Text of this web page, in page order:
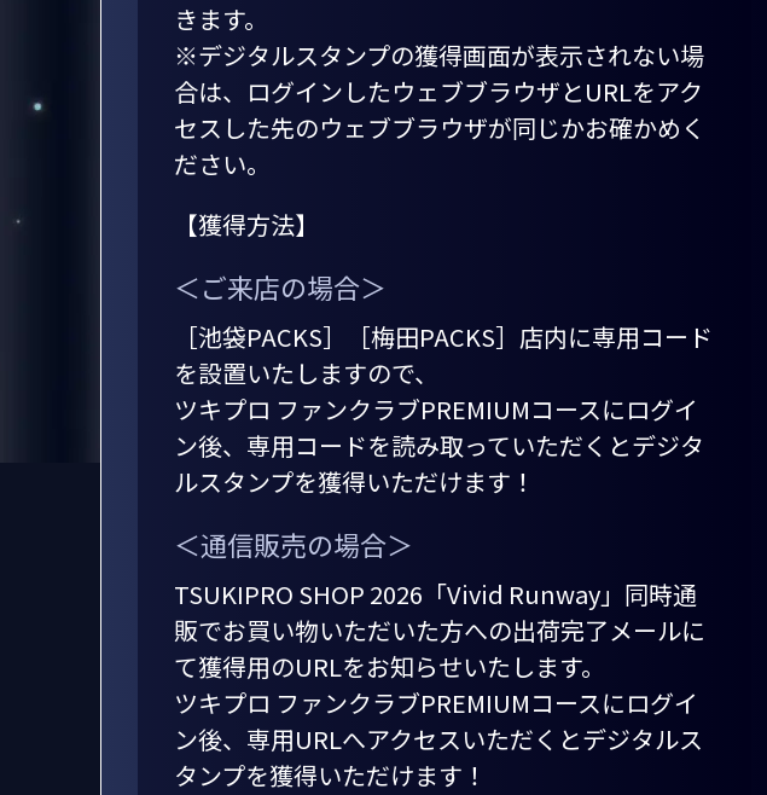
きます。
※デジタルスタンプの獲得画面が表示されない場
合は、ログインしたウェブブラウザとURLをアク
セスした先のウェブブラウザが同じかお確かめく
ださい。
【獲得方法】
＜ご来店の場合＞
［池袋PACKS］［梅田PACKS］店内に専用コード
を設置いたしますので、
ツキプロ ファンクラブPREMIUMコースにログイ
ン後、専用コードを読み取っていただくとデジタ
ルスタンプを獲得いただけます！
＜通信販売の場合＞
TSUKIPRO SHOP 2026「Vivid Runway」同時通
販でお買い物いただいた方への出荷完了メールに
て獲得用のURLをお知らせいたします。
ツキプロ ファンクラブPREMIUMコースにログイ
ン後、専用URLへアクセスいただくとデジタルス
タンプを獲得いただけます！